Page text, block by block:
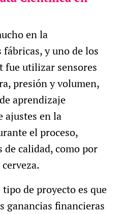
en la
y uno de los
fue utilizar sensores
presión y volumen,
aprendizaje
ajustes en la
el proceso,
calidad, como por
de proyecto es que
ganancias financieras